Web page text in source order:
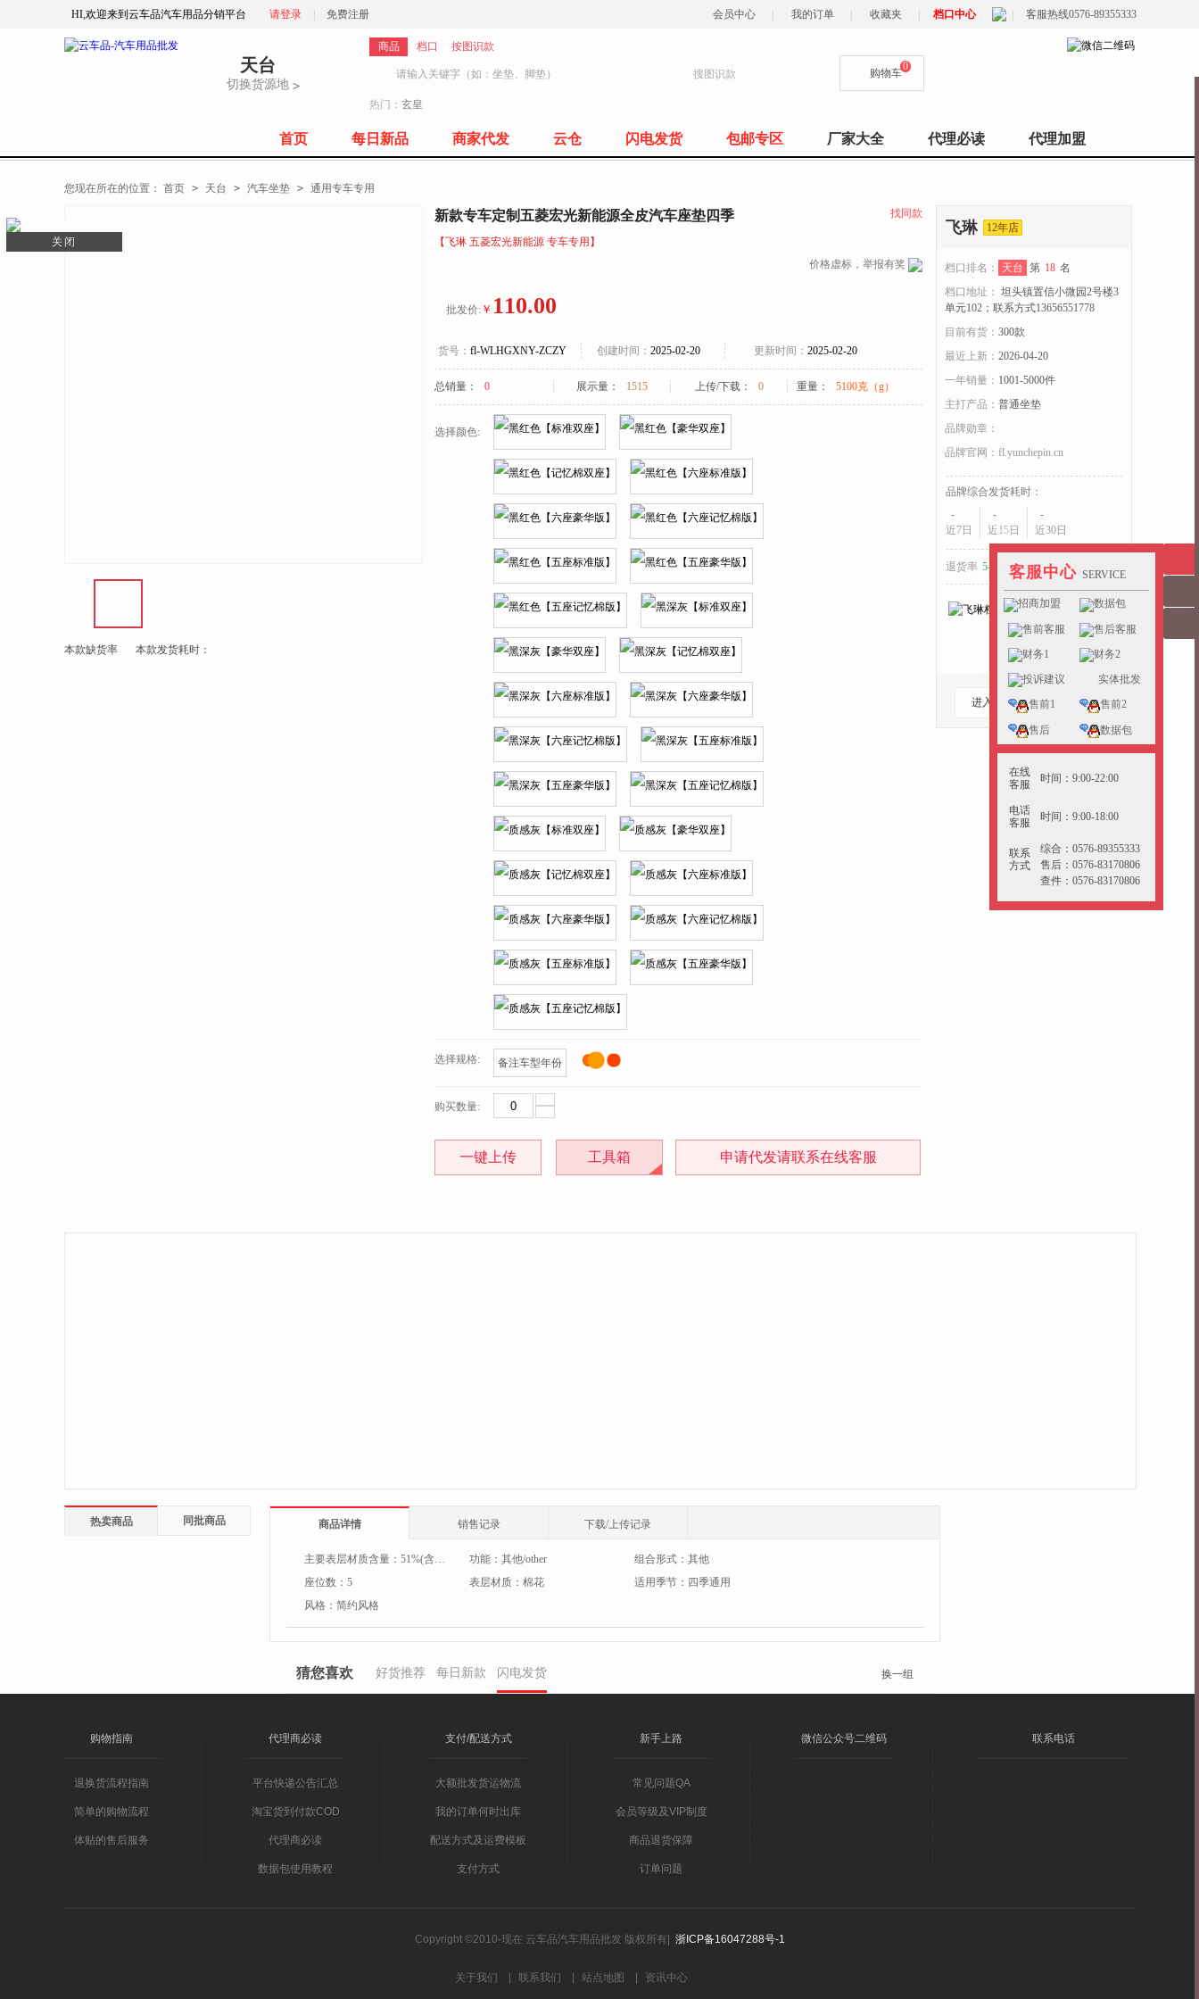
HI,欢迎来到云车品汽车用品分销平台 请登录 免费注册 会员中心 我的订单 收藏夹 档口中心 客服热线0576-89355333
天台
切换货源地 >
商品 档口 按图识款
搜图识款
热门： 玄皇
购物车
0
首页 每日新品 商家代发 云仓 闪电发货 包邮专区 厂家大全 代理必读 代理加盟
您现在所在的位置： 首页 > 天台 > 汽车坐垫 > 通用专车专用
本款缺货率 本款发货耗时：
新款专车定制五菱宏光新能源全皮汽车座垫四季 找同款
【飞琳 五菱宏光新能源 专车专用】
价格虚标，举报有奖
批发价:￥ 110.00
货号： fl-WLHGXNY-ZCZY 创建时间： 2025-02-20 更新时间： 2025-02-20
总销量： 0 展示量： 1515 上传/下载： 0 重量： 5100克（g）
选择颜色:
选择规格: 备注车型年份
购买数量:
一键上传 工具箱 申请代发请联系在线客服
飞琳 12年店
档口排名： 天台 第 18 名
档口地址： 坦头镇置信小微园2号楼3
单元102；联系方式13656551778
目前有货： 300款
最近上新： 2026-04-20
一年销量： 1001-5000件
主打产品： 普通坐垫
品牌勋章：
品牌官网： fl.yunchepin.cn
品牌综合发货耗时：
-
近7日
-
近15日
-
近30日
退货率 5-10% 好于 30% 的同行
进入档口 收藏档口
热卖商品 同批商品 商品详情 销售记录 下载/上传记录
主要表层材质含量： 51%(含)-60%(含) 功能： 其他/other 组合形式： 其他
座位数： 5 表层材质： 棉花 适用季节： 四季通用
风格： 简约风格
猜您喜欢 好货推荐 每日新款 闪电发货 换一组
购物指南
退换货流程指南
简单的购物流程
体贴的售后服务
代理商必读
平台快递公告汇总
淘宝货到付款COD
代理商必读
数据包使用教程
支付/配送方式
大额批发货运物流
我的订单何时出库
配送方式及运费模板
支付方式
新手上路
常见问题QA
会员等级及VIP制度
商品退货保障
订单问题
微信公众号二维码 联系电话
Copyright ©2010-现在 云车品汽车用品批发 版权所有| 浙ICP备16047288号-1
关于我们 联系我们 站点地图 资讯中心
关闭
客服中心 SERVICE
招商加盟 数据包
售前客服 售后客服
财务1 财务2
投诉建议 实体批发
售前1 售前2
售后 数据包
在线
客服
时间：9:00-22:00
电话
客服
时间：9:00-18:00
联系
方式
综合：0576-89355333
售后：0576-83170806
查件：0576-83170806
收起>>